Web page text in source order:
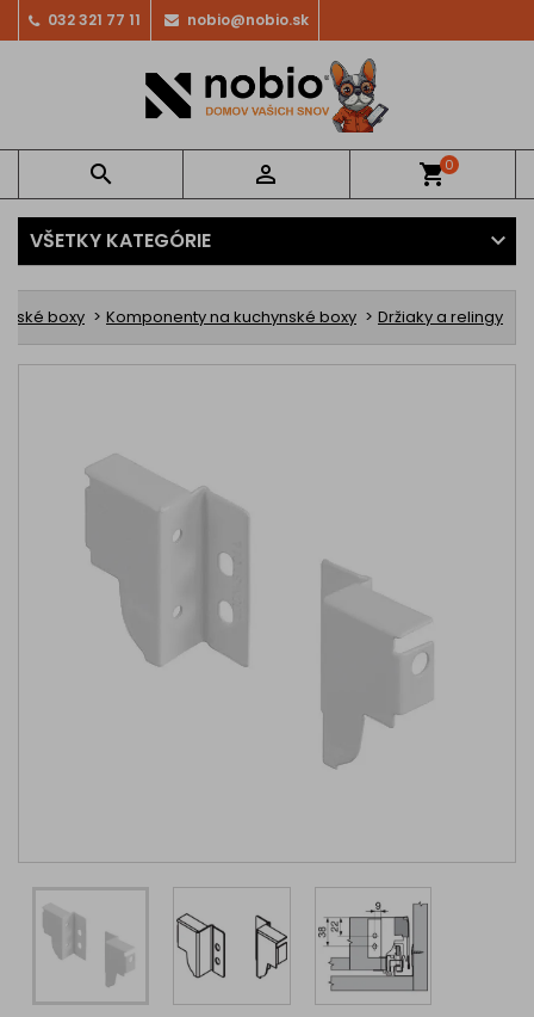
032 321 77 11 nobio@nobio.sk
  shopping_cart0
VŠETKY KATEGÓRIE
boxy Komponenty na kuchynské boxy Držiaky a relingy